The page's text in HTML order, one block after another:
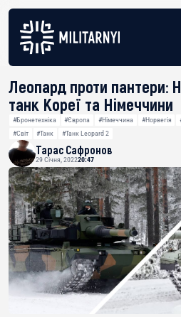
Леопард проти пантери:
танк Кореї та Німеччини
#Бронетехніка #Європа #Німеччина #Норвегія
#Світ
#Танк #Танк Leopard 2
Тарас Сафронов
29 Січня, 202220:47